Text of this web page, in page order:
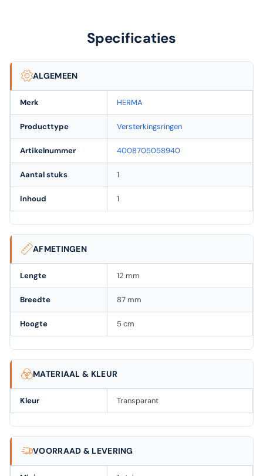
Specificaties
ALGEMEEN
Merk HERMA
Producttype Versterkingsringen
Artikelnummer 4008705058940
Aantal stuks 1
Inhoud 1
AFMETINGEN
Lengte 12 mm
Breedte 87 mm
Hoogte 5 cm
MATERIAAL & KLEUR
Kleur Transparant
VOORRAAD & LEVERING